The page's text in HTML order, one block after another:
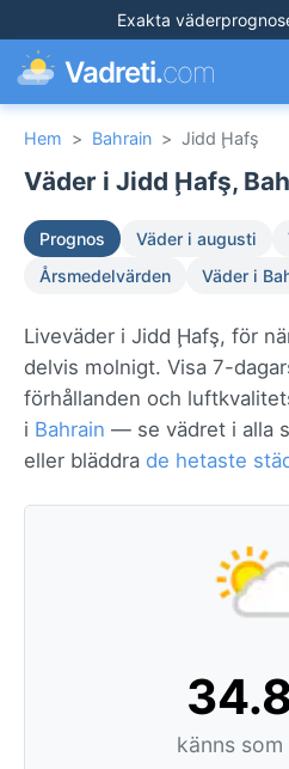
Exakta
Vadreti.com
Hem > Bahrain > Jidd Ḩafş
Väder i Jidd Ḩafş,
Prognos Väder i augusti
Årsmedelvärden
Väder i
Liveväder i Jidd Ḩafş, för
delvis molnigt. Visa 7-
förhållanden och
i Bahrain — se vädret i alla
eller bläddra de hetaste
känns som